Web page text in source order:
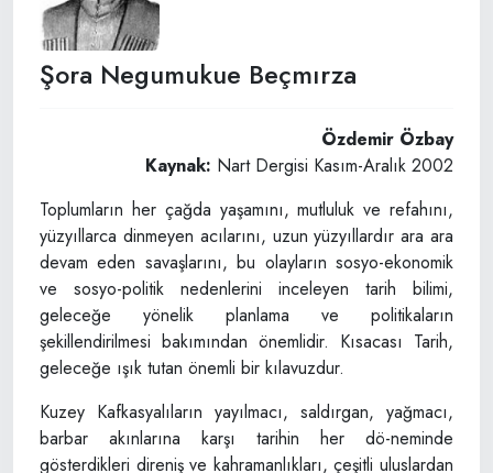
Şora Negumukue Beçmırza
Özdemir Özbay
Kaynak: Nart Dergisi Kasım-Aralık 2002
Toplumların her çağda yaşamını, mutluluk ve refahını,
yüzyıllarca dinmeyen acılarını, uzun yüzyıllardır ara ara
devam eden savaşlarını, bu olayların sosyo-ekonomik
ve sosyo-politik nedenlerini inceleyen tarih bilimi,
geleceğe yönelik planlama ve politikaların
şekillendirilmesi bakımından önemlidir. Kısacası Tarih,
geleceğe ışık tutan önemli bir kılavuzdur.
Kuzey Kafkasyalıların yayılmacı, saldırgan, yağmacı,
barbar akınlarına karşı tarihin her dö-neminde
gösterdikleri direniş ve kahramanlıkları, çeşitli uluslardan